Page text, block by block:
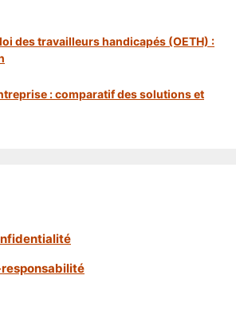
des travailleurs handicapés (OETH) :
: comparatif des solutions et